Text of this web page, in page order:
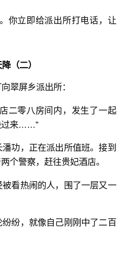
你立即给派出所打电话，让
（二）
翠屏乡派出所：
二零八房间内，发生了一起
过来……”
功，正在派出所值班。接到
个警察，赶往贵妃酒店。
看热闹的人，围了一层又一
纷，就像自己刚刚中了二百